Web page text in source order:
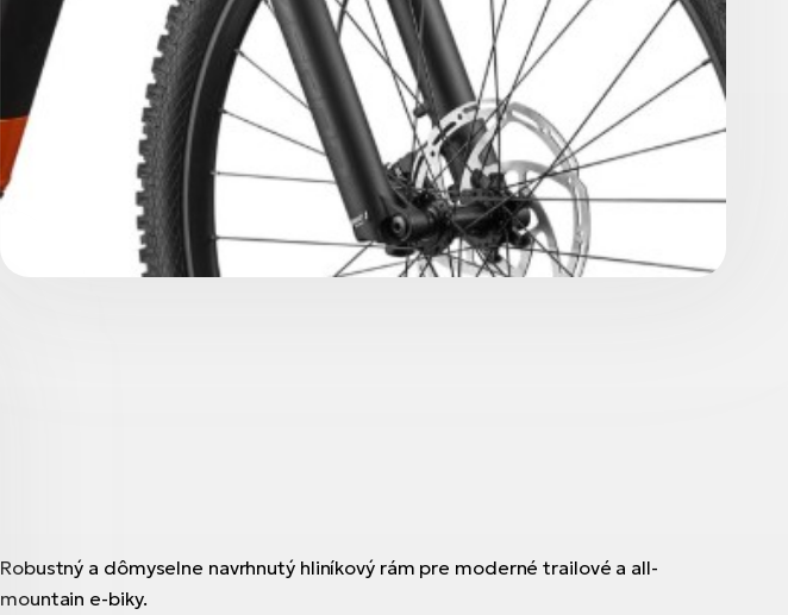
Robustný a dômyselne navrhnutý hliníkový rám pre moderné trailové a all-
mountain e-biky.